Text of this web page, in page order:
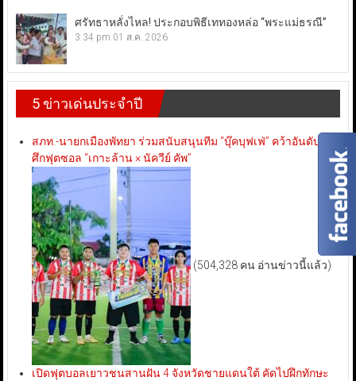
ศรัทธาหลั่งไหล! ประกอบพิธีเททองหล่อ “พระแม่ธรณี”
3:34 pm 01 ส.ค. 2026
5 ข่าวเด่นประจำปี
สภท.-นายกเมืองพัทยา ร่วมสนับสนุนทีม “บุ๊คบุฟเฟ่” คว้าอันดับ 3
ศึกฟุตซอล “เกาะล้าน × นัควีย์ คัพ”
(504,328 คน อ่านข่าวนี้แล้ว)
เปิดฟุตบอลเยาวชนสานฝัน 4 จังหวัดชายแดนใต้ คัดไปฝึกทักษะ